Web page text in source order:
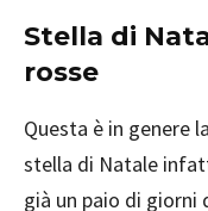
Stella di
rosse
Questa è in genere
stella di Natale
già un paio di giorni